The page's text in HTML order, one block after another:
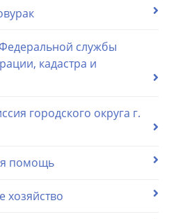
службы
кадастра и
городского округа г.
помощь